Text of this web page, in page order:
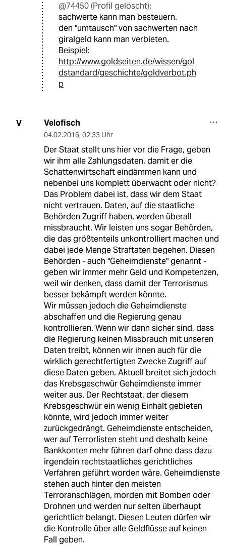
@74450 (Profil gelöscht):
sachwerte kann man besteuern.
den "umtausch" von sachwerten nach
giralgeld kann man verbieten.
Beispiel:
http://www.goldseiten.de/wissen/gol
dstandard/geschichte/goldverbot.ph
p
V Velofisch
04.02.2016, 02:33 Uhr
Der Staat stellt uns hier vor die Frage, geben
wir ihm alle Zahlungsdaten, damit er die
Schattenwirtschaft eindämmen kann und
nebenbei uns komplett überwacht oder nicht?
Das Problem dabei ist, dass wir dem Staat
nicht vertrauen. Daten, auf die staatliche
Behörden Zugriff haben, werden überall
missbraucht. Wir leisten uns sogar Behörden,
die das größtenteils unkontrolliert machen und
dabei jede Menge Straftaten begehen. Diesen
Behörden - auch "Geheimdienste" genannt -
geben wir immer mehr Geld und Kompetenzen,
weil wir denken, dass damit der Terrorismus
besser bekämpft werden könnte.
Wir müssen jedoch die Geheimdienste
abschaffen und die Regierung genau
kontrollieren. Wenn wir dann sicher sind, dass
die Regierung keinen Missbrauch mit unseren
Daten treibt, können wir ihnen auch für die
wirklich gerechtfertigten Zwecke Zugriff auf
diese Daten geben. Aktuell breitet sich jedoch
das Krebsgeschwür Geheimdienste immer
weiter aus. Der Rechtstaat, der diesem
Krebsgeschwür ein wenig Einhalt gebieten
könnte, wird jedoch immer weiter
zurückgedrängt. Geheimdienste entscheiden,
wer auf Terrorlisten steht und deshalb keine
Bankkonten mehr führen darf ohne dass dazu
irgendein rechtstaatliches gerichtliches
Verfahren geführt worden wäre. Geheimdienste
stehen auch hinter den meisten
Terroranschlägen, morden mit Bomben oder
Drohnen und werden nur selten überhaupt
gerichtlich belangt. Diesen Leuten dürfen wir
die Kontrolle über alle Geldflüsse auf keinen
Fall geben.